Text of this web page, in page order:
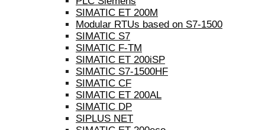
SIMATIC ET 200M
Modular RTUs based on S7-1500
SIMATIC S7
SIMATIC F-TM
SIMATIC ET 200iSP
SIMATIC S7-1500HF
SIMATIC CF
SIMATIC ET 200AL
SIMATIC DP
SIPLUS NET